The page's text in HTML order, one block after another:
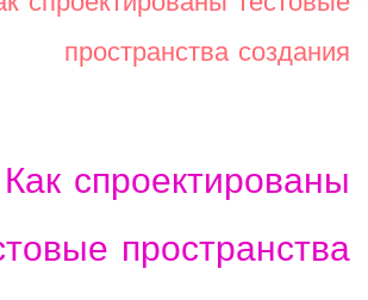
пространства создания
Как спроектированы
пространства